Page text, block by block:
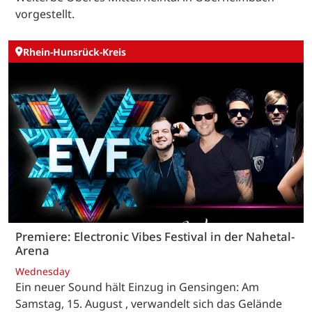
vorgestellt.
Rhein-Hunsrück-Kreis
Premiere: Electronic Vibes Festival in der Nahetal-
Arena
Wednesday
Ein neuer Sound hält Einzug in Gensingen: Am
Samstag, 15. August , verwandelt sich das Gelände